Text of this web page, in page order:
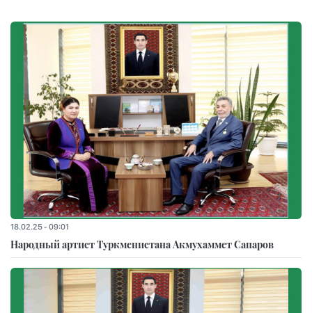
18.02.25 - 09:01
Народный артист Туркменистана Акмухаммет Сапаров